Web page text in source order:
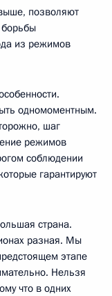
позволяют
из режимов
одномоментным.
шаг
режимов
соблюдении
гарантируют
страна.
разная. Мы
этапе
Нельзя
что в одних